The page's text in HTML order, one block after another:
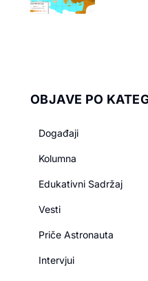
OBJAVE PO
Događaji
Kolumna
Edukativni Sadržaj
Vesti
Priče Astronauta
Intervjui